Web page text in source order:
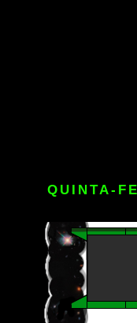
QUINTA-